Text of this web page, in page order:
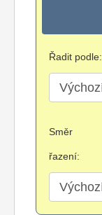
Řadit podle:
Směr
řazení: